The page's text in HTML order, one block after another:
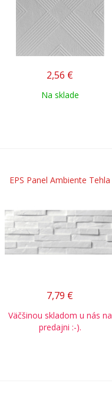
2,56 €
Na sklade
EPS Panel Ambiente Tehla
7,79 €
Väčšinou skladom u nás na
predajni :-).